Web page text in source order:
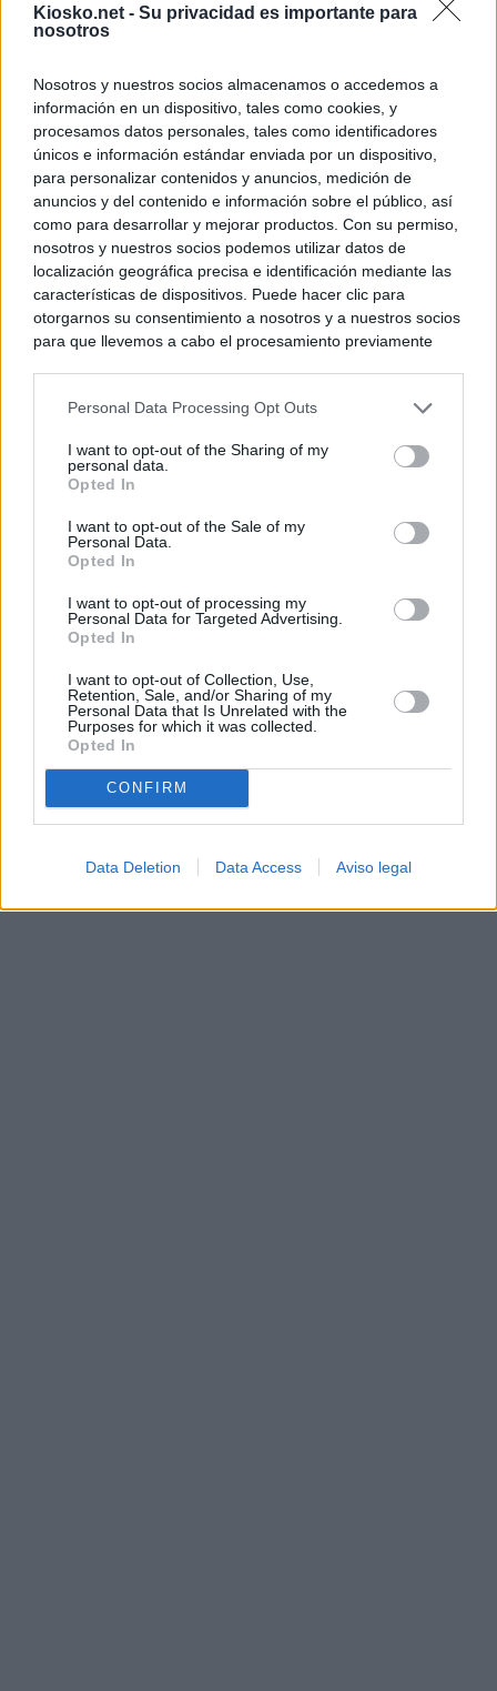
Kiosko.net - Su privacidad es importante para
nosotros
Nosotros y nuestros socios almacenamos o accedemos a
información en un dispositivo, tales como cookies, y
procesamos datos personales, tales como identificadores
únicos e información estándar enviada por un dispositivo,
para personalizar contenidos y anuncios, medición de
anuncios y del contenido e información sobre el público, así
como para desarrollar y mejorar productos. Con su permiso,
nosotros y nuestros socios podemos utilizar datos de
localización geográfica precisa e identificación mediante las
características de dispositivos. Puede hacer clic para
otorgarnos su consentimiento a nosotros y a nuestros socios
para que llevemos a cabo el procesamiento previamente
negar su consentimiento. Tenga en cuenta que algún
de su consentimiento, pero usted tiene el derecho de
rechazar tal procesamiento. Sus preferencias se aplicarán
cualquier momento entrando de nuevo en este sitio web o
visitando nuestra política de privacidad.
Personal Data Processing Opt Outs
I want to opt-out of the Sharing of my
personal data.
Opted In
I want to opt-out of the Sale of my
Personal Data.
Opted In
I want to opt-out of processing my
Personal Data for Targeted Advertising.
Opted In
I want to opt-out of Collection, Use,
Retention, Sale, and/or Sharing of my
Personal Data that Is Unrelated with the
Purposes for which it was collected.
Opted In
CONFIRM
Data Deletion Data Access Aviso legal